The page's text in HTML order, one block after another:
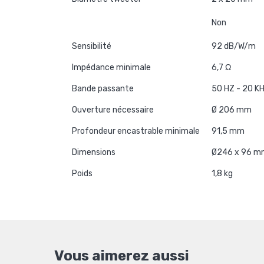
Non
Sensibilité 92 dB/W/m
Impédance minimale 6,7 Ω
Bande passante 50 HZ - 20
Ouverture nécessaire Ø 206 mm
Profondeur encastrable minimale 91,5 mm
Dimensions Ø246 x 96
Poids 1,8 kg
Vous aimerez aussi